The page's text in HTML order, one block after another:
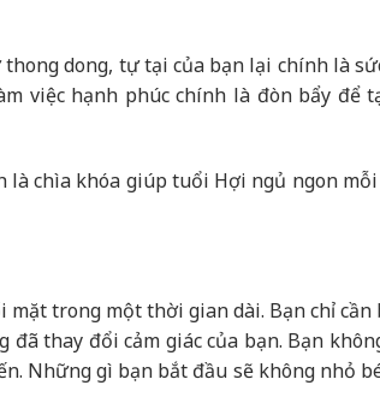
dong, tự tại của bạn lại chính là
việc hạnh phúc chính là đòn bẩy để
là chìa khóa giúp tuổi Hợi ngủ ngon
trong một thời gian dài. Bạn chỉ cần
thay đổi cảm giác của bạn. Bạn
Những gì bạn bắt đầu sẽ không nhỏ